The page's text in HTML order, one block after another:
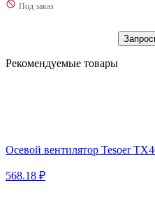
Под заказ
Рекомендуемые товары
Осевой вентилятор Tesoer
568.18 ₽